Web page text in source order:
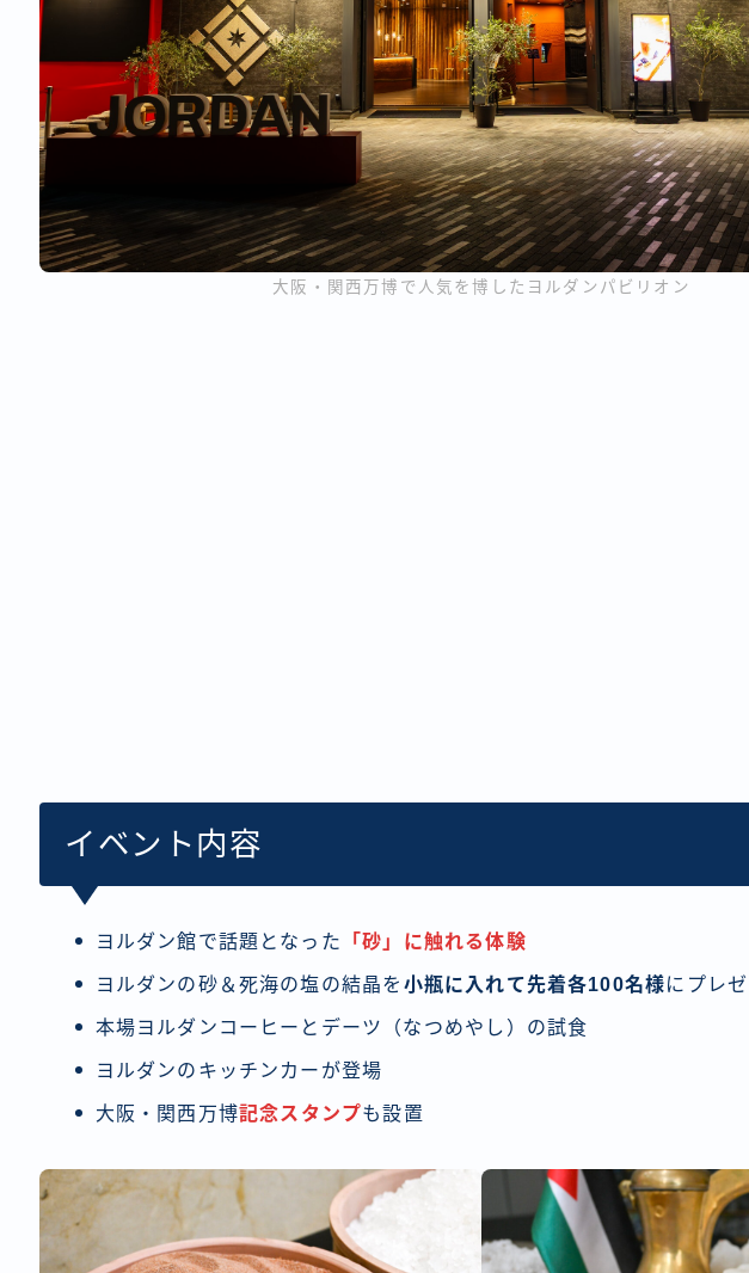
大阪・関西万博で人気を博したヨルダンパビリオン
イベント内容
ヨルダン館で話題となった 「砂」に触れる体験
ヨルダンの砂＆死海の塩の結晶を 小瓶に入れて先着各100名様にプレ
本場ヨルダンコーヒーとデーツ（なつめやし）の試食
ヨルダンのキッチンカーが登場
大阪・関西万博記念スタンプも設置